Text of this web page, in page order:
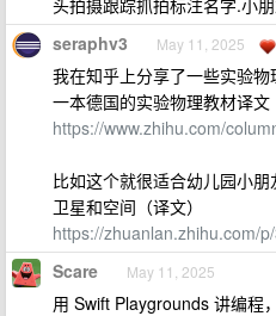
头拍摄跟踪抓拍标注名字.小
seraphv3 May 11, 2025
我在知乎上分享了一些实验
一本德国的实验物理教材译文
https://www.zhihu.com/
比如这个就很适合幼儿园小朋
卫星和空间（译文）
https://zhuanlan.zhihu.com/
Scare May 11, 2025
用 Swift Playgrounds 讲编程